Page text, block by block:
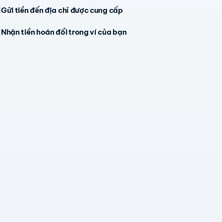
Gửi tiền đến địa chỉ được cung cấp
Nhận tiền hoán đổi trong ví của bạn